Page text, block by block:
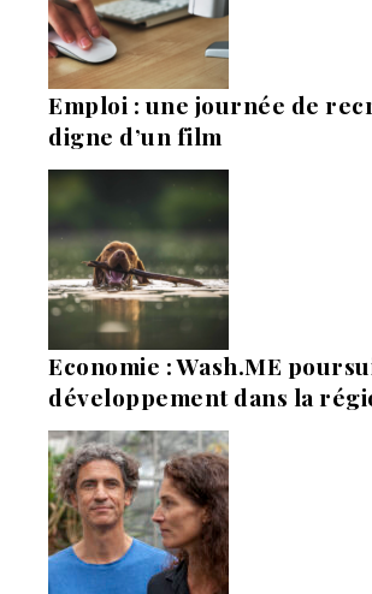
Emploi : une journée de
digne d’un film
Economie : Wash.ME
développement dans la